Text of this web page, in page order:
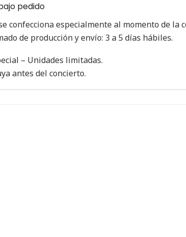
pedido
confecciona especialmente al momento de la
de producción y envío: 3 a 5 días hábiles.
– Unidades limitadas.
antes del concierto.